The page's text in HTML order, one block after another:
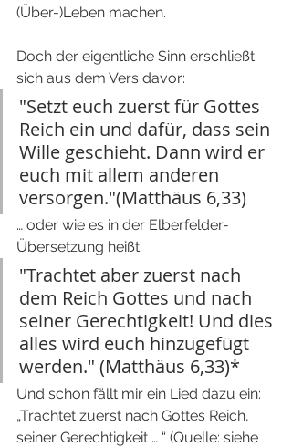
(Über-)Leben machen.
Doch der eigentliche Sinn erschließt
sich aus dem Vers davor:
"Setzt euch zuerst für Gottes
Reich ein und dafür, dass sein
Wille geschieht. Dann wird er
euch mit allem anderen
versorgen."(Matthäus 6,33)
… oder wie es in der Elberfelder-
Übersetzung heißt:
"Trachtet aber zuerst nach
dem Reich Gottes und nach
seiner Gerechtigkeit! Und dies
alles wird euch hinzugefügt
werden." (Matthäus 6,33)*
Und schon fällt mir ein Lied dazu ein:
„Trachtet zuerst nach Gottes Reich,
seiner Gerechtigkeit … “ (Quelle: siehe